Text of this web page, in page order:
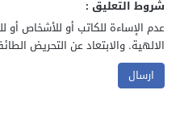
شروط التعليق :
عدم الإساءة للكاتب أو للأشخاص أو
الالهية. والابتعاد عن التحريض